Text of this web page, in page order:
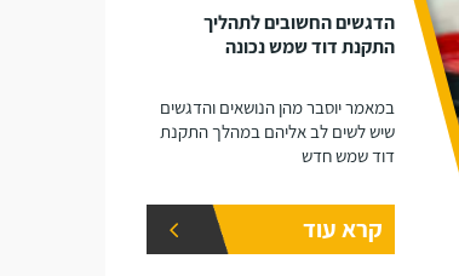
הדגשים החשובים לתהליך
התקנת דוד שמש נכונה
במאמר יוסבר מהן הנושאים והדגשים
שיש לשים לב אליהם במהלך התקנת
דוד שמש חדש
קרא עוד